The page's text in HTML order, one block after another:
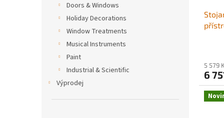
Doors & Windows
Holiday Decorations
Window Treatments
Musical Instruments
Paint
Industrial & Scientific
Výprodej
PSI
držák
5 579
6